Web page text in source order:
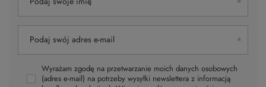
Podaj swój adres e-mail
Wyrażam zgodę na przetwarzanie moich danych osobowych
(adres e-mail) na potrzeby wysyłki newslettera z informacją